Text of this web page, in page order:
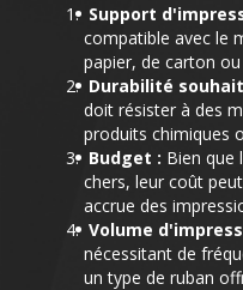
Support
compatible avec le
papier, de carton
Durabilité
doit résister à des
produits chimiques
Budget : Bien que
chers, leur coût
accrue des
Volume
nécessitant de
un type de ruban